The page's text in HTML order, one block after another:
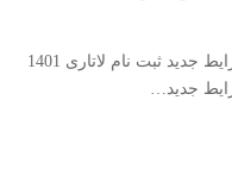
پیش ثبت نام لاتاری 2024 و شرایط جدید ثبت نام لاتاری 1401